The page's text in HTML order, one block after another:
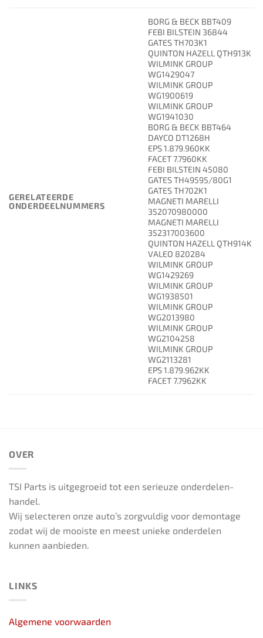
GERELATEERDE
ONDERDEELNUMMERS
BORG & BECK BBT409
FEBI BILSTEIN 36844
GATES TH703K1
QUINTON HAZELL QTH913K
WILMINK GROUP
WG1429047
WILMINK GROUP
WG1900619
WILMINK GROUP
WG1941030
BORG & BECK BBT464
DAYCO DT1268H
EPS 1.879.960KK
FACET 7.7960KK
FEBI BILSTEIN 45080
GATES TH49595/80G1
GATES TH702K1
MAGNETI MARELLI
352070980000
MAGNETI MARELLI
352317003600
QUINTON HAZELL QTH914K
VALEO 820284
WILMINK GROUP
WG1429269
WILMINK GROUP
WG1938501
WILMINK GROUP
WG2013980
WILMINK GROUP
WG2104258
WILMINK GROUP
WG2113281
EPS 1.879.962KK
FACET 7.7962KK
OVER
TSI Parts is uitgegroeid tot een serieuze onderdelen-
handel.
Wij selecteren onze auto’s zorgvuldig voor demontage
zodat wij de mooiste en meest unieke onderdelen
kunnen aanbieden.
LINKS
Algemene voorwaarden